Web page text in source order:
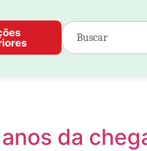
da